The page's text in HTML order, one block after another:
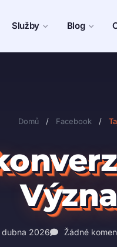
Služby Blog
Domů / Facebook /
dubna 2026 Žádné